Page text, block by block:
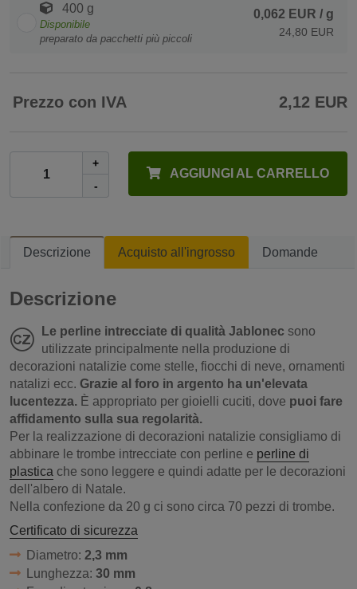
400 g
Disponibile
preparato da pacchetti più piccoli
0,062 EUR / g
24,80 EUR
Prezzo con IVA 2,12 EUR
+
-
AGGIUNGI AL CARRELLO
Descrizione Acquisto all'ingrosso Domande
Descrizione
Le perline intrecciate di qualità Jablonec sono
utilizzate principalmente nella produzione di
decorazioni natalizie come stelle, fiocchi di neve, ornamenti
natalizi ecc. Grazie al foro in argento ha un'elevata
lucentezza. È appropriato per gioielli cuciti, dove puoi fare
affidamento sulla sua regolarità.
Per la realizzazione di decorazioni natalizie consigliamo di
abbinare le trombe intrecciate con perline e perline di
plastica che sono leggere e quindi adatte per le decorazioni
dell'albero di Natale.
Nella confezione da 20 g ci sono circa 70 pezzi di trombe.
Certificato di sicurezza
Diametro: 2,3 mm
Lunghezza: 30 mm